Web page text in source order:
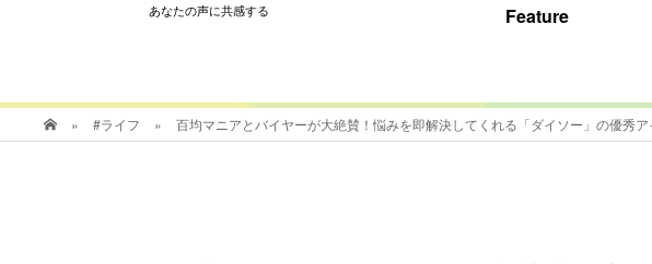
あなたの声に共感する
Feature
» #ライフ » 百均マニアとバイヤーが大絶賛！悩みを即解決してくれる「ダイソー」の優秀ア